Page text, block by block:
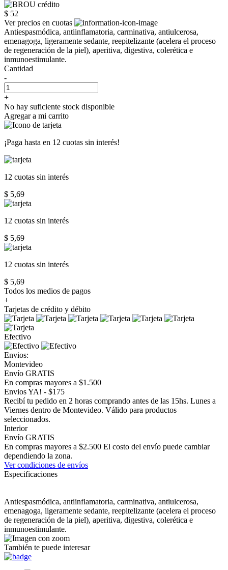
$ 52
Ver precios en cuotas
Antiespasmódica, antiinflamatoria, carminativa, antiulcerosa,
emenagoga, ligeramente sedante, reepitelizante (acelera el proceso
de regeneración de la piel), aperitiva, digestiva, colerética e
inmunoestimulante.
Cantidad
-
+
No hay suficiente stock disponible
Agregar a mi carrito
¡Paga hasta en 12 cuotas sin interés!
12 cuotas sin interés
$ 5,69
12 cuotas sin interés
$ 5,69
12 cuotas sin interés
$ 5,69
Todos los medios de pagos
+
Tarjetas de crédito y débito
Efectivo
Envios:
Montevideo
Envío GRATIS
En compras mayores a $1.500
Envios YA! - $175
Recibí tu pedido en 2 horas comprando antes de las 15hs. Lunes a
Viernes dentro de Montevideo. Válido para productos
seleccionados.
Interior
Envío GRATIS
En compras mayores a $2.500 El costo del envío puede cambiar
dependiendo la zona.
Ver condiciones de envíos
Especificaciones
Antiespasmódica, antiinflamatoria, carminativa, antiulcerosa,
emenagoga, ligeramente sedante, reepitelizante (acelera el proceso
de regeneración de la piel), aperitiva, digestiva, colerética e
inmunoestimulante.
También te puede interesar